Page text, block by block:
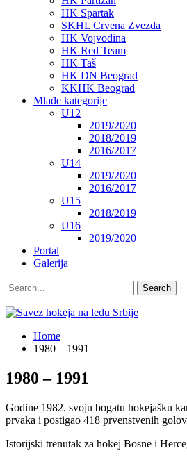
HK Spartak
SKHL Crvena Zvezda
HK Vojvodina
HK Red Team
HK Taš
HK DN Beograd
KKHK Beograd
Mlađe kategorije
U12
2019/2020
2018/2019
2016/2017
U14
2019/2020
2016/2017
U15
2018/2019
U16
2019/2020
Portal
Galerija
Home
1980 – 1991
1980 – 1991
Godine 1982. svoju bogatu hokejašku
prvaka i postigao 418 prvenstvenih
Istorijski trenutak za hokej Bosne i